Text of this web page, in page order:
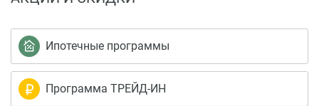
Ипотечные программы
Программа ТРЕЙД-ИН